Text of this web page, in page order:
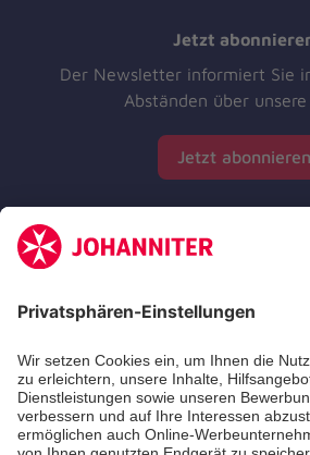
Jetzt
Der Newsletter informiert Sie
Abständen über
Jetzt abonnieren
Zertifizierung der Johanniter-
Die Johanniter GmbH führt das
des Deutschen